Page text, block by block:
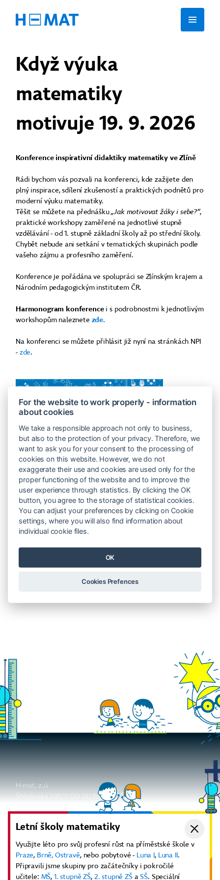
Když výuka
matematiky
motivuje 19. 9. 2026
Konference inspirativní didaktiky matematiky ve Zlíně
Rádi bychom vás pozvali na konferenci, kde zažijete den
plný inspirace, sdílení zkušeností a praktických podnětů pro
moderní výuku matematiky.
Těšit se můžete na přednášku„Jak motivovat žáky i sebe?“,
praktické workshopy zaměřené na jednotlivé stupně
vzdělávání - od 1. stupně základní školy až po střední školy.
Chybět nebude ani setkání v tematických skupinách podle
vašeho zájmu a profesního zaměření.
Konference je pořádána ve spolupráci se Zlínským krajem a
Národním pedagogickým institutem ČR.
Harmonogram konference i s podrobnostmi k jednotlivým
workshopům naleznete zde.
Na konferenci se můžete přihlásit již nyní na stránkách NPI
- zde.
H-mat, z.ú.
Štěpánská 539/9 120 00 Praha 2, Česko
Odebírat newsletter
Aktuality Diskuze
Youtube kanál
Další odkazy
Letní školy matematiky
Využijte léto pro svůj profesní růst na příměstské škole v
Praze, Brně, Ostravě, nebo pobytové - Luna I, Luna II.
Připravili jsme skupiny pro začátečníky i pokročilé
učitele: MŠ, 1. stupně ZŠ, 2. stupně ZŠaSŠ. Speciální
For the website to work properly - information
about cookies
We take a responsible approach not only to business,
but also to the protection of your privacy. Therefore, we
want to ask you for your consent to the processing of
cookies on this website. However, we do not
exaggerate their use and cookies are used only for the
proper functioning of the website and to improve the
user experience through statistics. By clicking the OK
button, you agree to the storage of statistical cookies.
You can adjust your preferences by clicking on Cookie
settings, where you will also find information about
individual cookie files.
OK
Cookies Prefences